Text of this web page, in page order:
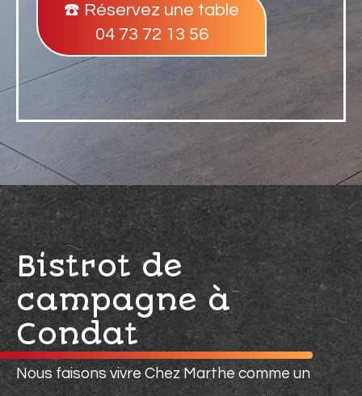
☎️ Réservez une table
04 73 72 13 56
Bistrot de
campagne à
Condat
Nous faisons vivre Chez Marthe comme un